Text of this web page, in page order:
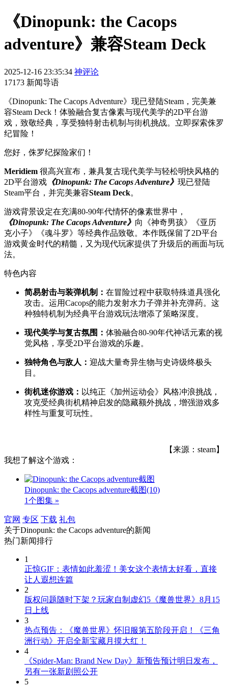
《Dinopunk: the Cacops
adventure》兼容Steam Deck
2025-12-16 23:35:34 神评论
17173 新闻导语
《Dinopunk: The Cacops Adventure》现已登陆Steam，完美兼
容Steam Deck！体验融合复古像素与现代美学的2D平台游
戏，致敬经典，享受独特射击机制与街机挑战。立即探索侏罗
纪冒险！
您好，侏罗纪探险家们！
Meridiem 很高兴宣布，兼具复古现代美学与轻松明快风格的
2D平台游戏 《Dinopunk: The Cacops Adventure》 现已登陆
Steam平台，并完美兼容Steam Deck。
游戏背景设定在充满80-90年代情怀的像素世界中，
《Dinopunk: The Cacops Adventure》 向《神奇男孩》《亚历
克小子》《魂斗罗》等经典作品致敬。本作既保留了2D平台
游戏黄金时代的精髓，又为现代玩家提供了升级后的画面与玩
法。
特色内容
简易射击与装弹机制： 在冒险过程中获取特殊道具强化
攻击。运用Cacops的能力发射水力子弹并补充弹药。这
种独特机制为经典平台游戏玩法增添了策略深度。
现代美学与复古氛围： 体验融合80-90年代神话元素的视
觉风格，享受2D平台游戏的乐趣。
独特角色与敌人： 迎战大量奇异生物与史诗级终极头
目。
街机迷你游戏： 以纯正《加州运动会》风格冲浪挑战，
攻克受经典街机精神启发的隐藏额外挑战，增强游戏多
样性与重复可玩性。
【来源：steam】
我想了解这个游戏：
Dinopunk: the Cacops adventure截图(10)
1个图集 »
官网 专区 下载 礼包
关于Dinopunk: the Cacops adventure的新闻
热门新闻排行
1
正惊GIF：表情如此羞涩！美女这个表情太好看，直接
让人遐想连篇
2
版权问题随时下架？玩家自制虚幻5《魔兽世界》8月15
日上线
3
热点预告：《魔兽世界》怀旧服第五阶段开启！《三角
洲行动》开启全新宝藏月摸大红！
4
《Spider-Man: Brand New Day》新预告预计明日发布，
另有一张新剧照公开
5